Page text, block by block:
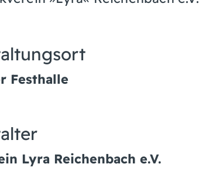
Festhalle
Lyra Reichenbach e.V.